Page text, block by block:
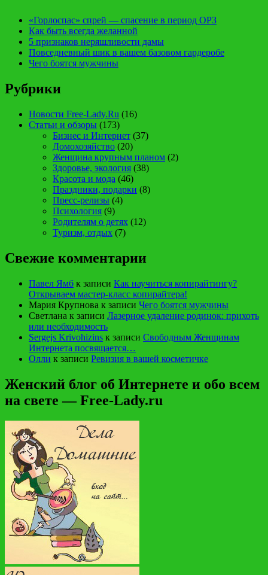
«Горлоспас» спрей — спасение в период ОРЗ
Как быть всегда желанной
5 признаков неряшливости дамы
Повседневный шик в вашем базовом гардеробе
Чего боятся мужчины
Рубрики
Новости Free-Lady.Ru (16)
Статьи и обзоры (173)
Бизнес и Интернет (37)
Домохозяйство (20)
Женщина крупным планом (2)
Здоровье, экология (38)
Красота и мода (46)
Праздники, подарки (8)
Пресс-релизы (4)
Психология (9)
Родителям о детях (12)
Туризм, отдых (7)
Свежие комментарии
Павел Ямб к записи Как научиться копирайтингу?
Открываем мастер-класс копирайтера!
Мария Крупнова к записи Чего боятся мужчины
Светлана к записи Лазерное удаление родинок: прихоть
или необходимость
Sergejs Krivohizins к записи Свободным Женщинам
Интернета посвящается…
Олли к записи Ревизия в вашей косметичке
Женский блог об Интернете и обо всем
на свете — Free-Lady.ru